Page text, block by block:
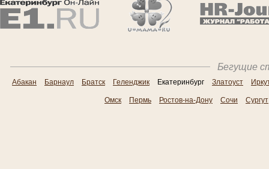
Бегущие
Абакан Барнаул Братск Геленджик Екатеринбург Златоуст
Омск Пермь Ростов-на-Дону Сочи Сургут